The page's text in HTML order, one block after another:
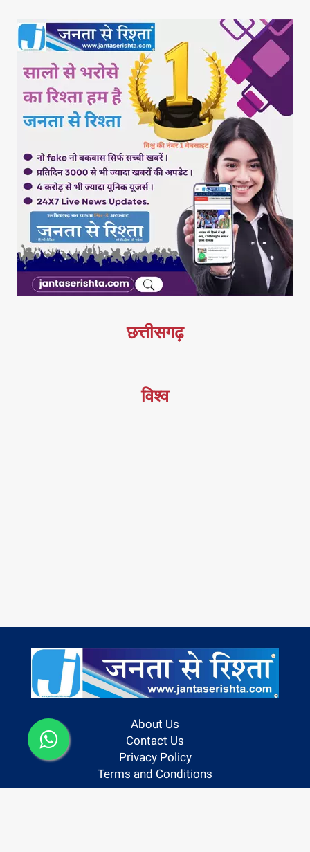
छत्तीसगढ़
विश्व
About Us
Contact Us
Privacy Policy
Terms and Conditions